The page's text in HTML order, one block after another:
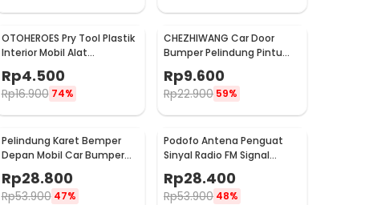
OTOHEROES Pry Tool Plastik
Interior Mobil Alat
AA16
Rp4.500
Rp16.900 74%
CHEZHIWANG Car Door
Bumper Pelindung Pintu
Mobil Anti Gores 8 PCS -
HT-001
Rp9.600
Rp22.900 59%
Pelindung Karet Bemper
Depan Mobil Car Bumper
Guard 57mm 2.5M
Rp28.800
Rp53.900 47%
Podofo Antena Penguat
Sinyal Radio FM Signal
Amplifier untuk Mobil -
ANT-208
Rp28.400
Rp53.900 48%